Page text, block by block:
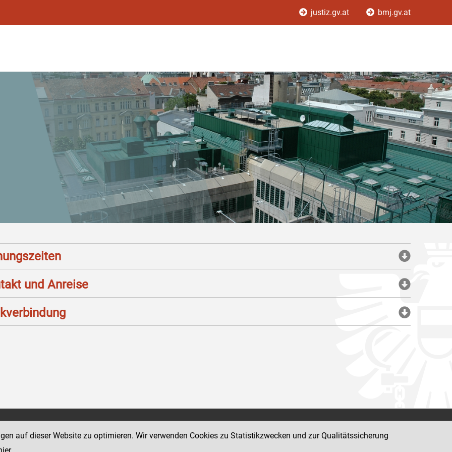
justiz.gv.at bmj.gv.at
und Anreise
18-20
der Justiz und des BMJ
Impressum
auf dieser Website zu optimieren. Wir verwenden Cookies zu Statistikzwecken und zur Qualitätssicherung